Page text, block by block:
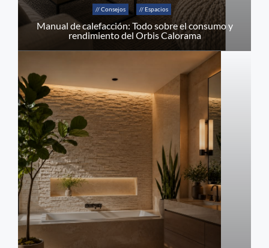
// Consejos // Espacios
Manual de calefacción: Todo sobre el consumo y
rendimiento del Orbis Calorama